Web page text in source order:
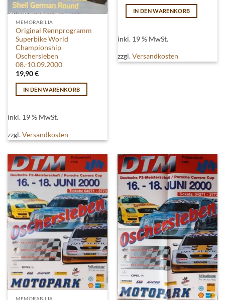
MEMORABILIA
Original Rennprogramm
Superbike World
Championship
Oschersleben
08.-10.09.2000
19,90€
IN DEN WARENKORB
inkl. 19 % MwSt.
zzgl.Versandkosten
IN DEN WARENKORB
inkl. 19 % MwSt.
zzgl.Versandkosten
MEMORABILIA